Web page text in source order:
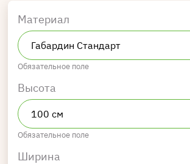
Материал
Обязательное поле
Высота
Обязательное поле
Ширина